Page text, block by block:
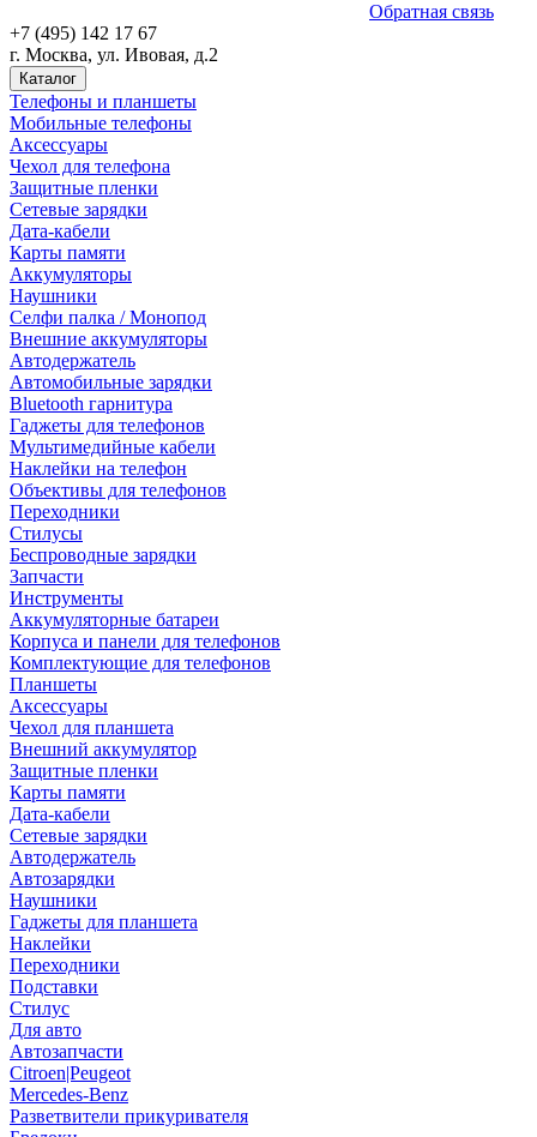
Обратная связь
+7 (495) 142 17 67
г. Москва, ул. Ивовая, д.2
Каталог
Телефоны и планшеты
Мобильные телефоны
Аксессуары
Чехол для телефона
Защитные пленки
Сетевые зарядки
Дата-кабели
Карты памяти
Аккумуляторы
Наушники
Селфи палка / Монопод
Внешние аккумуляторы
Автодержатель
Автомобильные зарядки
Bluetooth гарнитура
Гаджеты для телефонов
Мультимедийные кабели
Наклейки на телефон
Объективы для телефонов
Переходники
Стилусы
Беспроводные зарядки
Запчасти
Инструменты
Аккумуляторные батареи
Корпуса и панели для телефонов
Комплектующие для телефонов
Планшеты
Аксессуары
Чехол для планшета
Внешний аккумулятор
Защитные пленки
Карты памяти
Дата-кабели
Сетевые зарядки
Автодержатель
Автозарядки
Наушники
Гаджеты для планшета
Наклейки
Переходники
Подставки
Стилус
Для авто
Автозапчасти
Citroen|Peugeot
Mercedes-Benz
Разветвители прикуривателя